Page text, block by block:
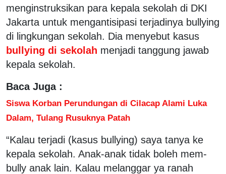
menginstruksikan para kepala sekolah di DKI
Jakarta untuk mengantisipasi terjadinya bullying
di lingkungan sekolah. Dia menyebut kasus
bullying di sekolah menjadi tanggung jawab
kepala sekolah.
Baca Juga :
Siswa Korban Perundungan di Cilacap Alami Luka
Dalam, Tulang Rusuknya Patah
“Kalau terjadi (kasus bullying) saya tanya ke
kepala sekolah. Anak-anak tidak boleh mem-
bully anak lain. Kalau melanggar ya ranah